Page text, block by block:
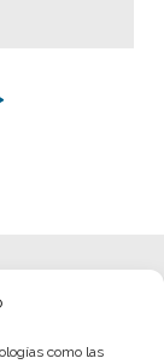
como las